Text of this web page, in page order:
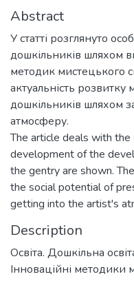
Abstract
У статті розглянуто
дошкільників шляхом
методик мистецького
актуальність розвитку
дошкільників шляхом
атмосферу.
The article deals with
development of the
the gentry are shown.
the social potential of
getting into the artist's
Description
Освіта. Дошкільна
Інноваційні методики